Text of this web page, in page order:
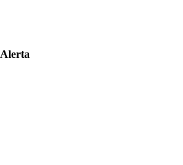
Alerta